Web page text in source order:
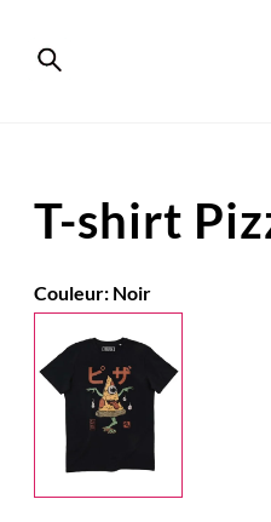
T-shirt
Couleur: Noir